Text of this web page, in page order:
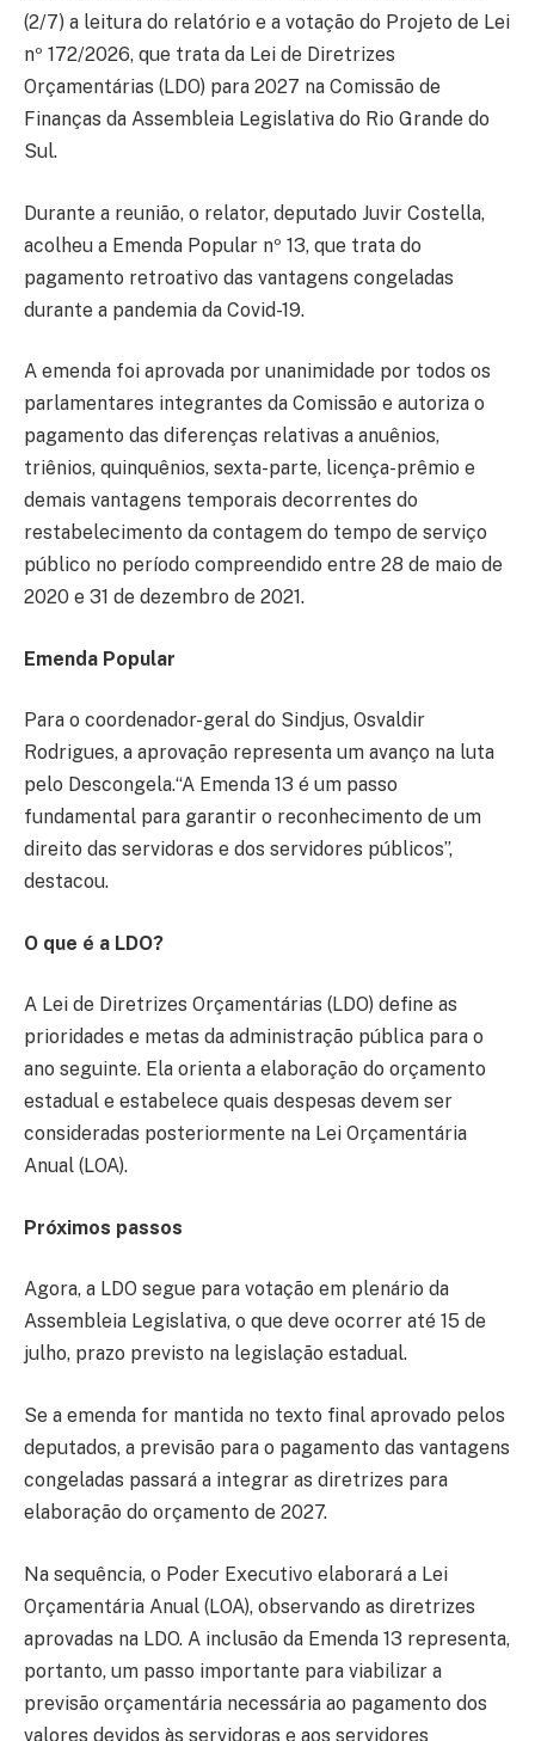
(2/7) a leitura do relatório e a votação do Projeto de Lei
nº 172/2026, que trata da Lei de Diretrizes
Orçamentárias (LDO) para 2027 na Comissão de
Finanças da Assembleia Legislativa do Rio Grande do
Sul.
Durante a reunião, o relator, deputado Juvir Costella,
acolheu a Emenda Popular nº 13, que trata do
pagamento retroativo das vantagens congeladas
durante a pandemia da Covid-19.
A emenda foi aprovada por unanimidade por todos os
parlamentares integrantes da Comissão e autoriza o
pagamento das diferenças relativas a anuênios,
triênios, quinquênios, sexta-parte, licença-prêmio e
demais vantagens temporais decorrentes do
restabelecimento da contagem do tempo de serviço
público no período compreendido entre 28 de maio de
2020 e 31 de dezembro de 2021.
Emenda Popular
Para o coordenador-geral do Sindjus, Osvaldir
Rodrigues, a aprovação representa um avanço na luta
pelo Descongela.“A Emenda 13 é um passo
fundamental para garantir o reconhecimento de um
direito das servidoras e dos servidores públicos”,
destacou.
O que é a LDO?
A Lei de Diretrizes Orçamentárias (LDO) define as
prioridades e metas da administração pública para o
ano seguinte. Ela orienta a elaboração do orçamento
estadual e estabelece quais despesas devem ser
consideradas posteriormente na Lei Orçamentária
Anual (LOA).
Próximos passos
Agora, a LDO segue para votação em plenário da
Assembleia Legislativa, o que deve ocorrer até 15 de
julho, prazo previsto na legislação estadual.
Se a emenda for mantida no texto final aprovado pelos
deputados, a previsão para o pagamento das vantagens
congeladas passará a integrar as diretrizes para
elaboração do orçamento de 2027.
Na sequência, o Poder Executivo elaborará a Lei
Orçamentária Anual (LOA), observando as diretrizes
aprovadas na LDO. A inclusão da Emenda 13 representa,
portanto, um passo importante para viabilizar a
previsão orçamentária necessária ao pagamento dos
valores devidos às servidoras e aos servidores